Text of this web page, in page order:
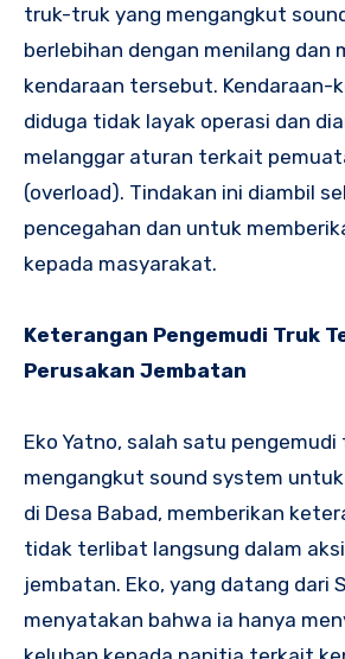
truk-truk yang mengangkut
berlebihan dengan menilang dan
kendaraan tersebut. Kendaraan-
diduga tidak layak operasi dan
melanggar aturan terkait
(overload). Tindakan ini diambil
pencegahan dan untuk
kepada masyarakat.
Keterangan Pengemudi Truk
Perusakan Jembatan
Eko Yatno, salah satu pengemudi
mengangkut sound system
di Desa Babad, memberikan
tidak terlibat langsung dalam
jembatan. Eko, yang datang dari
menyatakan bahwa ia hanya